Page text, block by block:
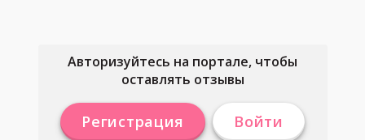
Авторизуйтесь на портале, чтобы
оставлять отзывы
Регистрация Войти